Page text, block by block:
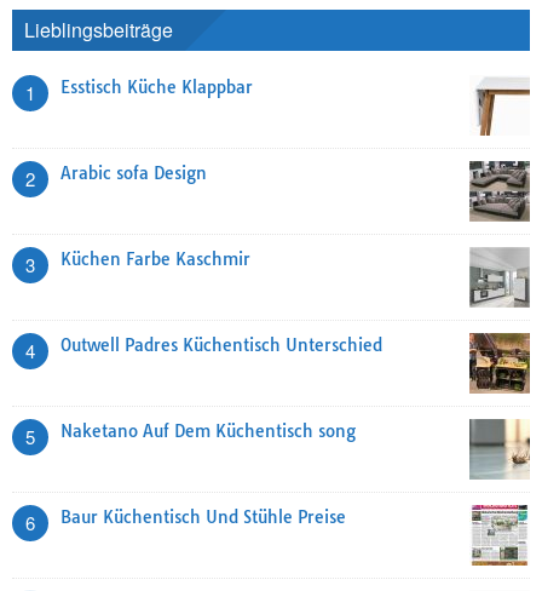
Lieblingsbeiträge
1 Esstisch Küche Klappbar
2 Arabic sofa Design
3 Küchen Farbe Kaschmir
4 Outwell Padres Küchentisch Unterschied
5 Naketano Auf Dem Küchentisch song
6 Baur Küchentisch Und Stühle Preise